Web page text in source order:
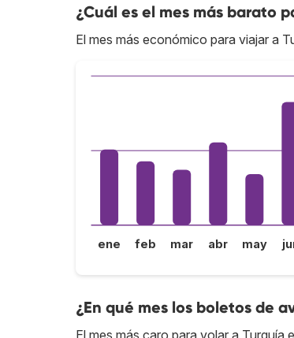
¿Cuál es el mes más barato
El mes más económico para viajar a
ene feb mar abr may
¿En qué mes los boletos de